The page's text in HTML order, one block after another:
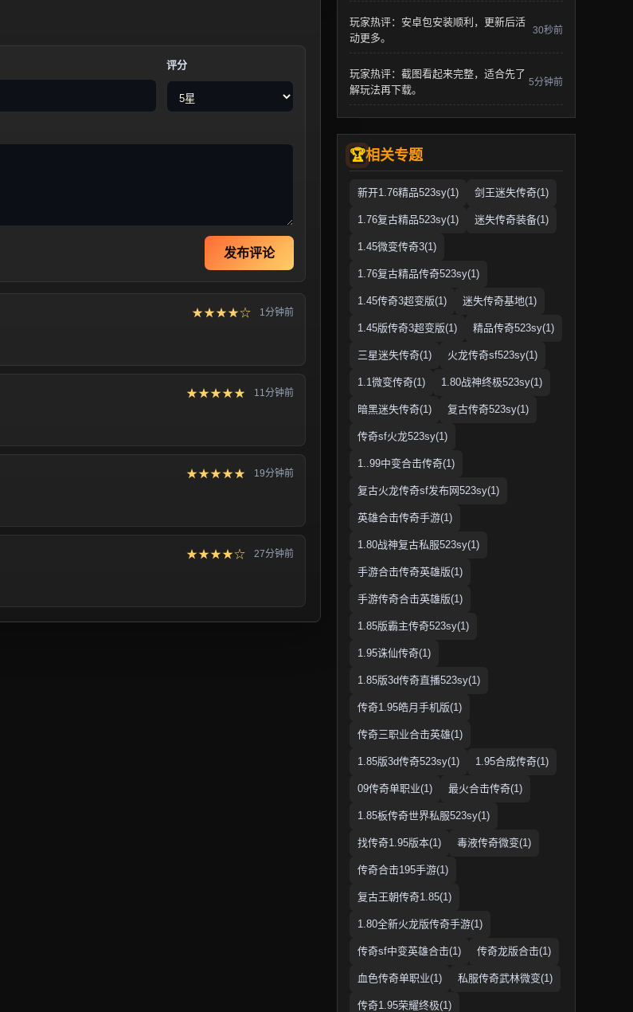
评分
发布评论
★★★★☆ 1分钟前
★★★★★ 11分钟前
★★★★★ 19分钟前
★★★★☆ 27分钟前
玩家热评：安卓包安装顺利，更新后活
动更多。
30秒前
玩家热评：截图看起来完整，适合先了
解玩法再下载。
5分钟前
相关专题
新开1.76精品523sy(1) 剑王迷失传奇(1)
1.76复古精品523sy(1) 迷失传奇装备(1)
1.45微变传奇3(1)
1.76复古精品传奇523sy(1)
1.45传奇3超变版(1) 迷失传奇基地(1)
1.45版传奇3超变版(1) 精品传奇523sy(1)
三星迷失传奇(1) 火龙传奇sf523sy(1)
1.1微变传奇(1) 1.80战神终极523sy(1)
暗黑迷失传奇(1) 复古传奇523sy(1)
传奇sf火龙523sy(1)
1..99中变合击传奇(1)
复古火龙传奇sf发布网523sy(1)
英雄合击传奇手游(1)
1.80战神复古私服523sy(1)
手游合击传奇英雄版(1)
手游传奇合击英雄版(1)
1.85版霸主传奇523sy(1)
1.95诛仙传奇(1)
1.85版3d传奇直播523sy(1)
传奇1.95皓月手机版(1)
传奇三职业合击英雄(1)
1.85版3d传奇523sy(1) 1.95合成传奇(1)
09传奇单职业(1) 最火合击传奇(1)
1.85板传奇世界私服523sy(1)
找传奇1.95版本(1) 毒液传奇微变(1)
传奇合击195手游(1)
复古王朝传奇1.85(1)
1.80全新火龙版传奇手游(1)
传奇sf中变英雄合击(1) 传奇龙版合击(1)
血色传奇单职业(1) 私服传奇武林微变(1)
传奇1.95荣耀终极(1)